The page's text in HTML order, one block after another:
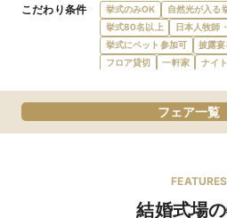
こだわり条件 挙式のみOK 自然光が入る
挙式80名以上
日本人牧師
挙式にペット参加可
披露
フロア貸切
一軒家 ナイ
会費制パーティ
披露宴にペ
ガーデン・庭
プール
プ
親族ゲスト衣装レンタル
親
和装が充実
ローン利用可
フェア一覧
FEATURES
結婚式場